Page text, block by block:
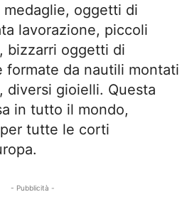
oggetti di
lavorazione, piccoli
bizzarri oggetti di
formate da nautili montati
diversi gioielli. Questa
in tutto il mondo,
tutte le corti
- Pubblicità -